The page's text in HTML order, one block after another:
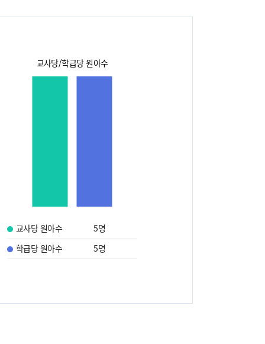
교사당/학급당 원아수
교사당 원아수 5명
학급당 원아수
5명